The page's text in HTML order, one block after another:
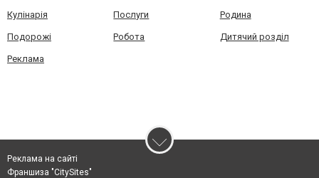
Кулінарія Послуги Родина
Подорожі Робота Дитячий розділ
Реклама
Реклама на сайті
Франшиза "CitySites"